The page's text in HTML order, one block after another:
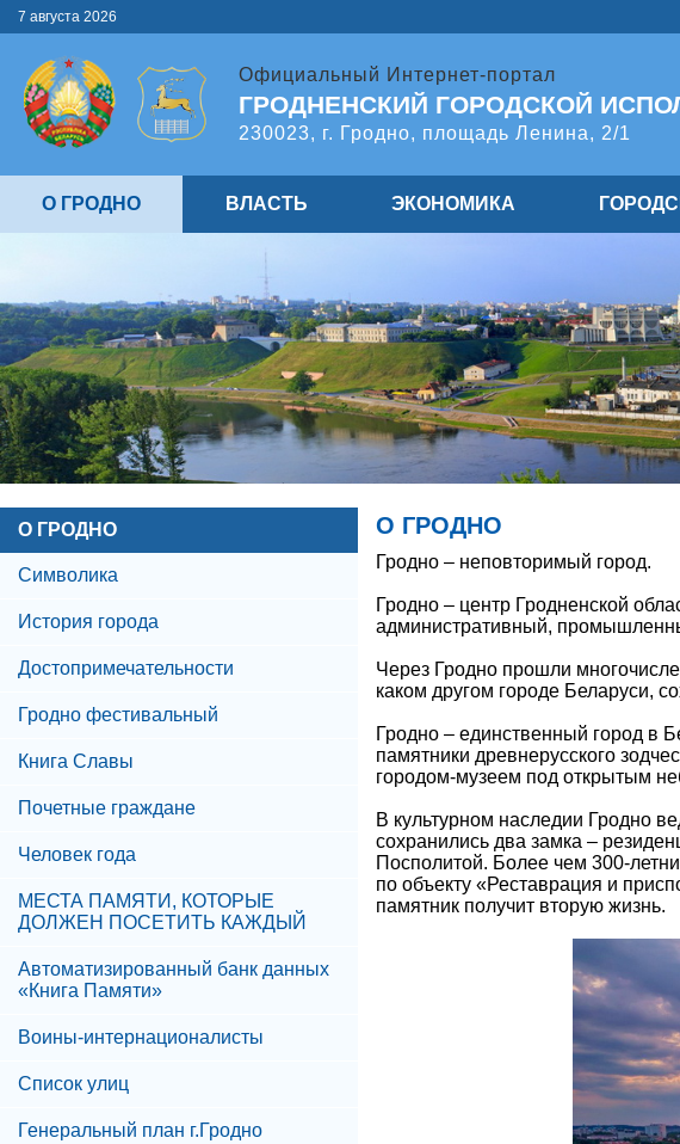
7 августа 2026
Официальный Интернет-портал
ГРОДНЕНСКИЙ ГОРОДСКОЙ
230023, г. Гродно, площадь Ленина, 2/1
О ГРОДНО ВЛАСТЬ ЭКОНОМИКА
О ГРОДНО
Символика
История города
Достопримечательности
Гродно фестивальный
Книга Славы
Почетные граждане
Человек года
МЕСТА ПАМЯТИ, КОТОРЫЕ
ДОЛЖЕН ПОСЕТИТЬ КАЖДЫЙ
Автоматизированный банк данных
«Книга Памяти»
Воины-интернационалисты
Список улиц
Генеральный план г.Гродно
О ГРОДНО
Гродно – неповторимый город.
Гродно – центр Гродненской
административный,
Через Гродно прошли
каком другом городе Беларуси,
Гродно – единственный город в
памятники древнерусского
городом-музеем под открытым
В культурном наследии Гродно
сохранились два замка –
Посполитой. Более чем 300-
по объекту «Реставрация и
памятник получит вторую жизнь.